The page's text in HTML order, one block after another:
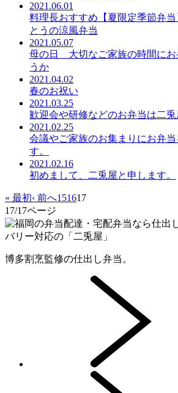
2021.06.01
料理長おすすめ【夏限定季節弁
とうの涼風弁当
2021.05.07
母の日 大切なご家族の時間にお
うか
2021.04.02
春のお祝い
2021.03.25
歓迎会や研修などのお弁当は二
2021.02.25
会議やご家族のお集まりにお弁当
す。
2021.02.16
初めまして、二兎屋と申します。
« 最初‹ 前へ151617
17/17ページ
博多割烹監修の仕出し弁当。